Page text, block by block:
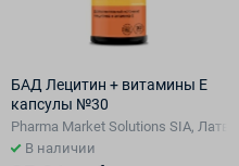
БАД Лецитин + витамины Е
капсулы №30
Pharma Market Solutions SIA, Латвия
В наличии